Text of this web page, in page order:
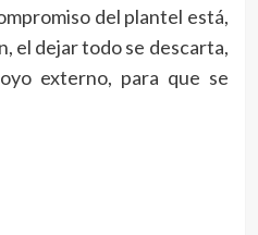
del plantel está,
el dejar todo se descarta,
externo, para que se